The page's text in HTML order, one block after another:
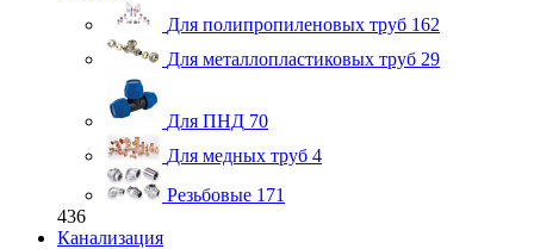
Для полипропиленовых труб 162
Для металлопластиковых труб 29
Для ПНД 70
Для медных труб 4
Резьбовые 171
436
Канализация